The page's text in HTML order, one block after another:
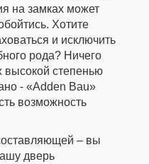
на замках может
Хотите
и исключить
рода? Ничего
высокой степенью
- «Adden Bau»
возможность
– вы
дверь